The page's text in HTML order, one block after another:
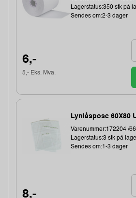
Lagerstatus:350 stk på
Sendes om:2-3 dager
6,-
5,- Eks. Mva.
Lynlåspose 60X80
Varenummer:172204 /
Lagerstatus:3 stk på
Sendes om:1-3 dager
8,-